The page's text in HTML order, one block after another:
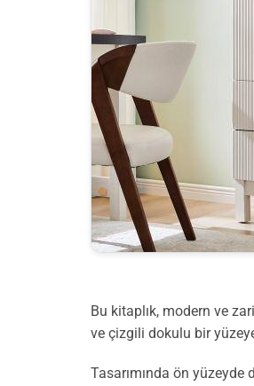
Bu kitaplık, modern ve
ve çizgili dokulu bir
Tasarımında ön yüzeyde